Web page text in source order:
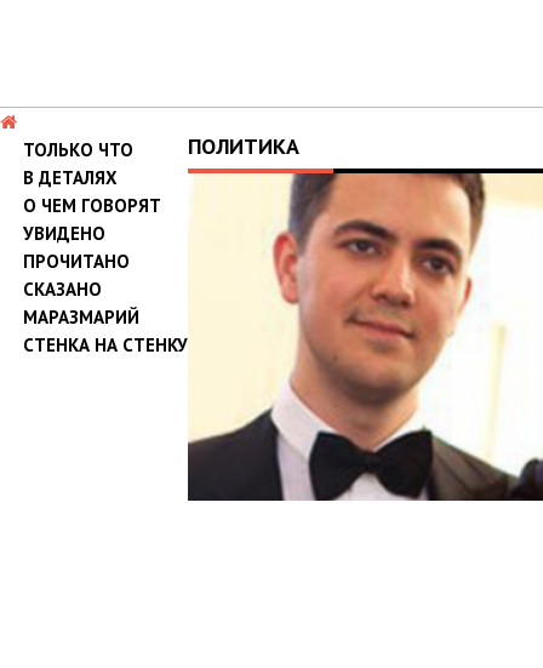
ТОЛЬКО ЧТО
В ДЕТАЛЯХ
О ЧЕМ ГОВОРЯТ
УВИДЕНО
ПРОЧИТАНО
СКАЗАНО
МАРАЗМАРИЙ
СТЕНКА НА СТЕНКУ
ПОЛИТИКА